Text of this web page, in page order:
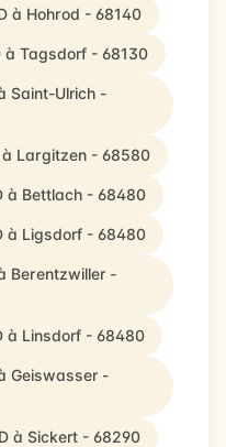
à Hohrod - 68140
à Tagsdorf - 68130
Saint-Ulrich -
à Largitzen - 68580
à Bettlach - 68480
à Ligsdorf - 68480
Berentzwiller -
à Linsdorf - 68480
Geiswasser -
à Sickert - 68290